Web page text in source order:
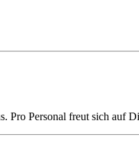
Pro Personal freut sich auf